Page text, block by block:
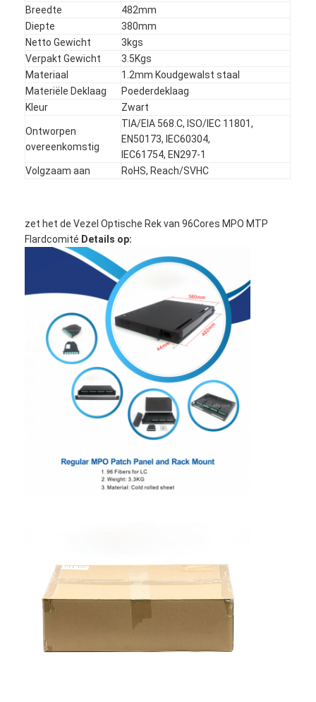
Producten
Kwaliteitscontrole
Contacteer ons
Nieuws
WDM MUX DEMUX
vezel optische plc splitser
vezel optische kabel
vezel optische patchcord
vezel optische vlecht
vezel optische adapter
vezel optische schakelaar
Paneel van het vezel het optische flard
Optische Zendontvangermodule
vezel optische media convertor
Breedte
482mm
Diepte
380mm
Netto Gewicht
3kgs
Verpakt Gewicht
3.5Kgs
Materiaal
1.2mm Koudgewalst staal
Materiële Deklaag
Poederdeklaag
Kleur
Zwart
Ontworpen
overeenkomstig
TIA/EIA 568.C, ISO/IEC 11801,
EN50173, IEC60304,
IEC61754, EN297-1
Volgzaam aan
RoHS, Reach/SVHC
zet het de Vezel Optische Rek van 96Cores MPO MTP
Flardcomité Details op: